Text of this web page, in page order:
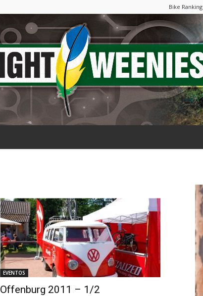
Bike Ranking
Weenies
EVENTOS
Offenburg 2011 – 1/2